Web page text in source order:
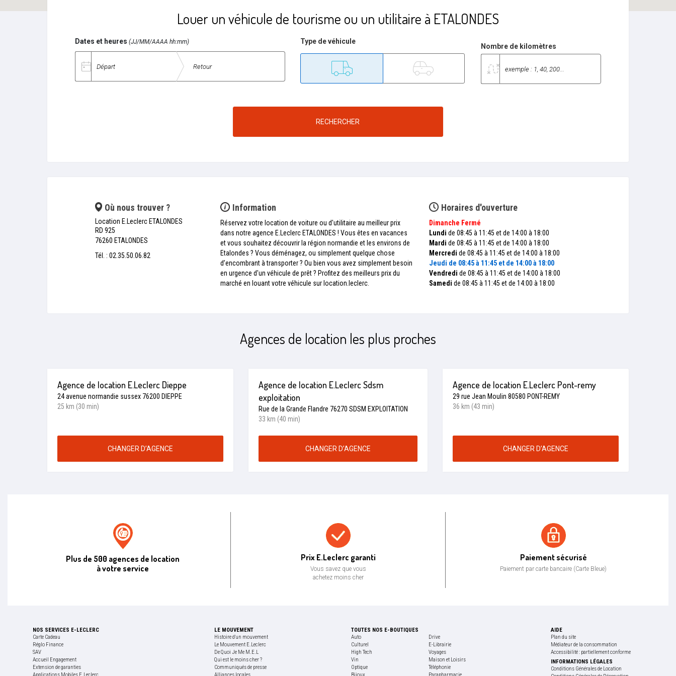
Louer un véhicule de tourisme ou un utilitaire à ETALONDES
Dates et heures (JJ/MM/AAAA hh:mm) Type de véhicule
Nombre de kilomètres
RECHERCHER
Où nous trouver ?
Location E.Leclerc ETALONDES
RD 925
76260 ETALONDES
Tél. : 02.35.50.06.82
Horaires d'ouverture
Dimanche Fermé
Lundi de 08:45 à 11:45 et de 14:00 à 18:00
Mardi de 08:45 à 11:45 et de 14:00 à 18:00
Mercredi de 08:45 à 11:45 et de 14:00 à 18:00
Jeudi de 08:45 à 11:45 et de 14:00 à 18:00
Vendredi de 08:45 à 11:45 et de 14:00 à 18:00
Samedi de 08:45 à 11:45 et de 14:00 à 18:00
Information
Réservez votre location de voiture ou d'utilitaire au meilleur prix
dans notre agence E.Leclerc ETALONDES ! Vous êtes en vacances
et vous souhaitez découvrir la région normandie et les environs de
Etalondes ? Vous déménagez, ou simplement quelque chose
d’encombrant à transporter ? Ou bien vous avez simplement besoin
en urgence d'un véhicule de prêt ? Profitez des meilleurs prix du
marché en louant votre véhicule sur location.leclerc.
Agences de location les plus proches
Agence de location E.Leclerc Dieppe
24 avenue normandie sussex 76200 DIEPPE
25 km (30 min)
CHANGER D’AGENCE
Agence de location E.Leclerc Sdsm
exploitation
Rue de la Grande Flandre 76270 SDSM EXPLOITATION
33 km (40 min)
CHANGER D’AGENCE
Agence de location E.Leclerc Pont-remy
29 rue Jean Moulin 80580 PONT-REMY
36 km (43 min)
CHANGER D’AGENCE
Plus de 500 agences de location
à votre service
Prix E.Leclerc garanti
Vous savez que vous
achetez moins cher
Paiement sécurisé
Paiement par carte bancaire (Carte Bleue)
NOS SERVICES E-LECLERC
Carte Cadeau
Réglo Finance
SAV
Accueil Engagement
Extension de garanties
LE MOUVEMENT
Histoire d'un mouvement
Le Mouvement E.Leclerc
De Quoi Je Me M.E.L
Qui est le moins cher ?
Communiqués de presse
TOUTES NOS E-BOUTIQUES
Auto
Drive
Culturel
E-Librairie
High Tech
Voyages
Vin
Maison et Loisirs
Optique
Téléphonie
AIDE
Plan du site
Médiateur de la consommation
Accessibilité : partiellement conforme
INFORMATIONS LÉGALES
Conditions Générales de Location